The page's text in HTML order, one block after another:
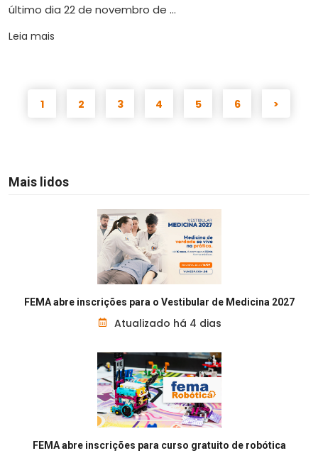
último dia 22 de novembro de ...
Leia mais
1 2 3 4 5 6 >
Mais lidos
FEMA abre inscrições para o Vestibular de Medicina 2027
Atualizado há 4 dias
FEMA abre inscrições para curso gratuito de robótica